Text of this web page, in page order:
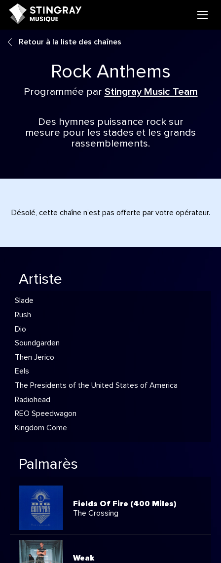
Retour à la liste des chaînes
Rock Anthems
Programmée par Stingray Music Team
Des hymnes puissance rock sur
mesure pour les stades et les grands
rassemblements.
Désolé, cette chaîne n’est pas offerte par votre opérateur.
Artiste
Slade
Rush
Dio
Soundgarden
Then Jerico
Eels
The Presidents of the United States of America
Radiohead
REO Speedwagon
Kingdom Come
Palmarès
Fields Of Fire (400 Miles)
The Crossing
Weak